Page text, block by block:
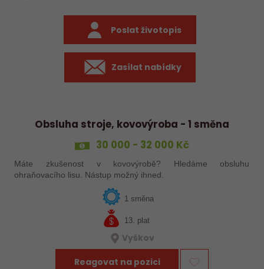
Poslat životopis
Zasílat nabídky
Obsluha stroje, kovovýroba - 1 směna
30 000 - 32 000 Kč
Máte zkušenost v kovovýrobě? Hledáme obsluhu
ohraňovacího lisu. Nástup možný ihned.
1 směna
13. plat
Vyškov
Reagovat na pozici